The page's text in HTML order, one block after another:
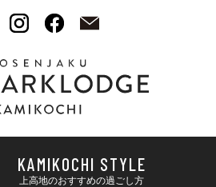
KAMIKOCHI STYLE
上高地のおすすめの過ごし方